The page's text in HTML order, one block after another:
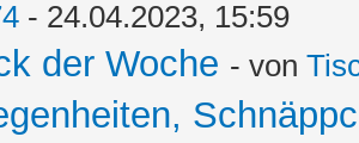
- 24.04.2023, 15:59
der Woche - von